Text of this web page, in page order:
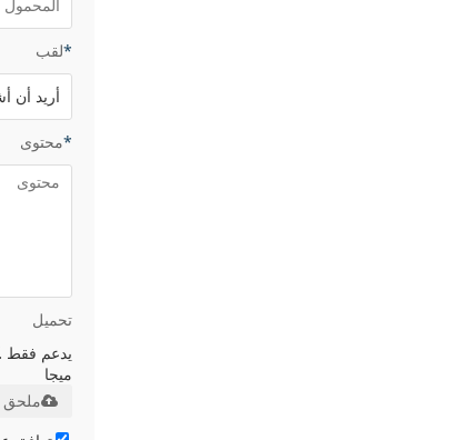
*لقب
*محتوى
تحميل
ميجا
ملحق